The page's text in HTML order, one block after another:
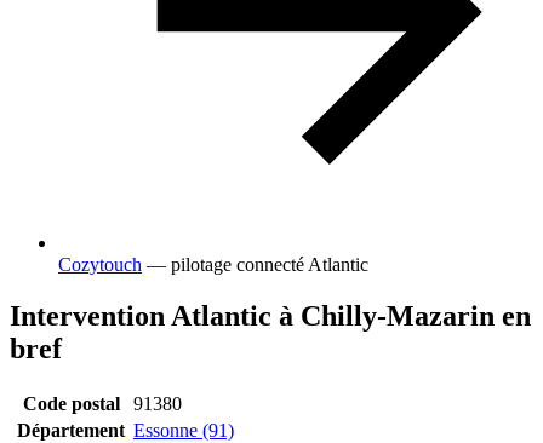
Cozytouch — pilotage connecté Atlantic
Intervention Atlantic à Chilly-Mazarin en
bref
Code postal
91380
Département Essonne (91)